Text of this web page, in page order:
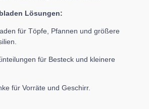
Lösungen:
für Töpfe, Pfannen und größere
für Besteck und kleinere
für Vorräte und Geschirr.